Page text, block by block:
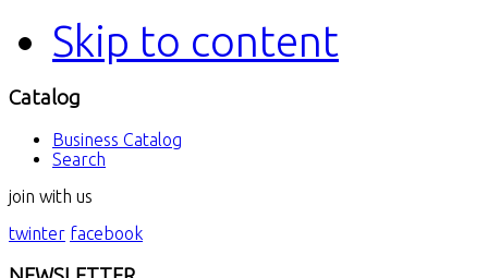
Skip to content
Catalog
Business Catalog
Search
join with us
twinter facebook